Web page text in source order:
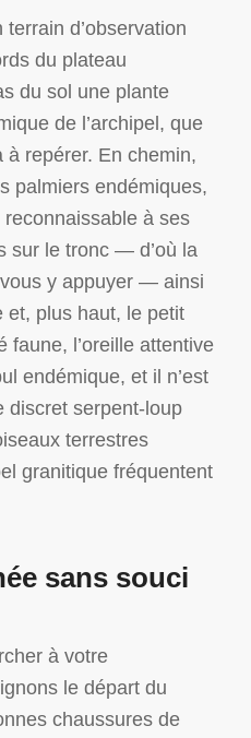
d’observation
du plateau
du sol une plante
de l’archipel, que
repérer. En chemin,
palmiers endémiques,
à ses
sur le tronc — d’où la
y appuyer — ainsi
et, plus haut, le petit
faune, l’oreille attentive
endémique, et il n’est
discret serpent-loup
terrestres
granitique fréquentent
sans souci
à votre
le départ du
chaussures de